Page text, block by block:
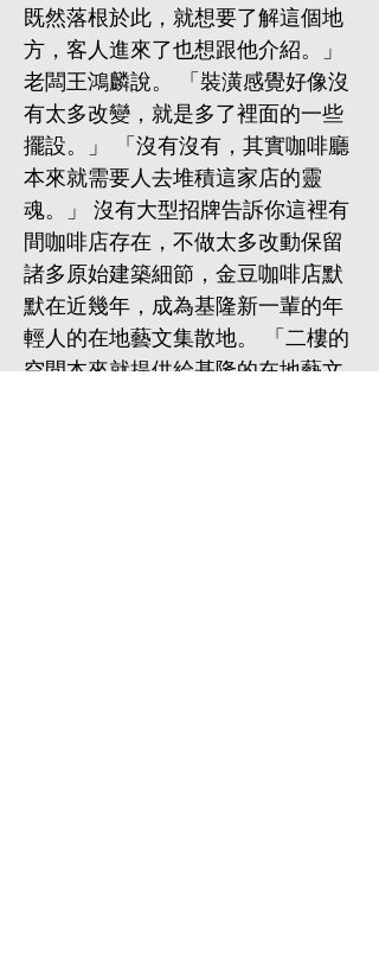
既然落根於此，就想要了解這個地
方，客人進來了也想跟他介紹。」
老闆王鴻麟說。 「裝潢感覺好像沒
有太多改變，就是多了裡面的一些
擺設。」 「沒有沒有，其實咖啡廳
本來就需要人去堆積這家店的靈
魂。」 沒有大型招牌告訴你這裡有
間咖啡店存在，不做太多改動保留
諸多原始建築細節，金豆咖啡店默
默在近幾年，成為基隆新一輩的年
輕人的在地藝文集散地。 「二樓的
空間本來就提供給基隆的在地藝文